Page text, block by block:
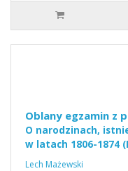
Oblany egzamin z
O narodzinach,
w latach 1806-1874
Lech Mażewski